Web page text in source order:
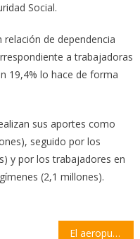
Social.
de dependencia
a trabajadoras
19,4% lo hace de forma
sus aportes como
seguido por los
y por los trabajadores en
(2,1 millones).
El aeropuerto de Rosario suma vuelos y frecuencias a Brasil